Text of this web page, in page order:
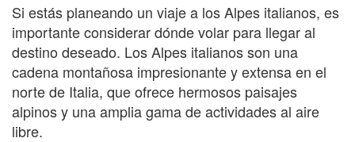
Si estás planeando un viaje a los Alpes italianos, es
importante considerar dónde volar para llegar al
destino deseado. Los Alpes italianos son una
cadena montañosa impresionante y extensa en el
norte de Italia, que ofrece hermosos paisajes
alpinos y una amplia gama de actividades al aire
libre.